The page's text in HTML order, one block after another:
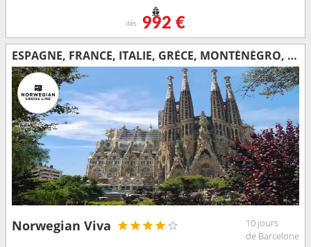
dès 992 €
ESPAGNE, FRANCE, ITALIE, GRÈCE, MONTÉNÉGRO, CROATIE
Norwegian Viva
10 jours
de Barcelone